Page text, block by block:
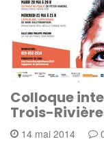
Colloque
Trois-
14 mai 2014